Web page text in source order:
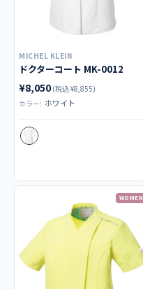
MICHEL KLEIN
ドクターコート MK-0012
¥8,050 (税込 ¥8,855)
カラー: ホワイト
WOMEN